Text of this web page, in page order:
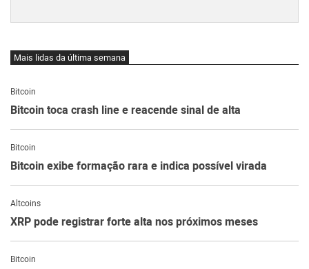
Mais lidas da última semana
Bitcoin
Bitcoin toca crash line e reacende sinal de alta
Bitcoin
Bitcoin exibe formação rara e indica possível virada
Altcoins
XRP pode registrar forte alta nos próximos meses
Bitcoin